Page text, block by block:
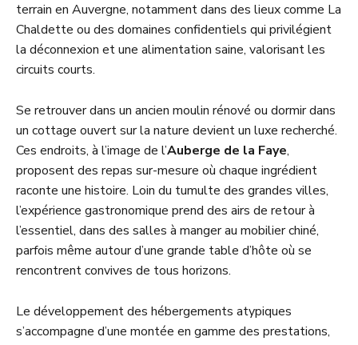
terrain en Auvergne, notamment dans des lieux comme La
Chaldette ou des domaines confidentiels qui privilégient
la déconnexion et une alimentation saine, valorisant les
circuits courts.
Se retrouver dans un ancien moulin rénové ou dormir dans
un cottage ouvert sur la nature devient un luxe recherché.
Ces endroits, à l’image de l’Auberge de la Faye,
proposent des repas sur-mesure où chaque ingrédient
raconte une histoire. Loin du tumulte des grandes villes,
l’expérience gastronomique prend des airs de retour à
l’essentiel, dans des salles à manger au mobilier chiné,
parfois même autour d’une grande table d’hôte où se
rencontrent convives de tous horizons.
Le développement des hébergements atypiques
s’accompagne d’une montée en gamme des prestations,